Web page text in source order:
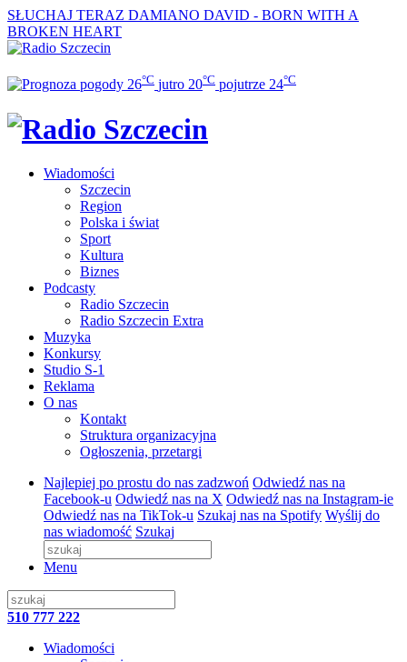
SŁUCHAJ TERAZ DAMIANO DAVID - BORN WITH A
BROKEN HEART
26°C jutro 20°C pojutrze 24°C
Wiadomości
Szczecin
Region
Polska i świat
Sport
Kultura
Biznes
Podcasty
Radio Szczecin
Radio Szczecin Extra
Muzyka
Konkursy
Studio S-1
Reklama
O nas
Kontakt
Struktura organizacyjna
Ogłoszenia, przetargi
Najlepiej po prostu do nas zadzwoń Odwiedź nas na
Facebook-u Odwiedź nas na X Odwiedź nas na Instagram-ie
Odwiedź nas na TikTok-u Szukaj nas na Spotify Wyślij do
nas wiadomość Szukaj
Menu
510 777 222
Wiadomości